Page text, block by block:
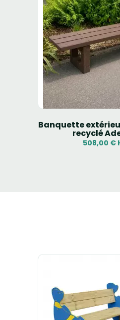
Banquette
recyclé
508,00 €